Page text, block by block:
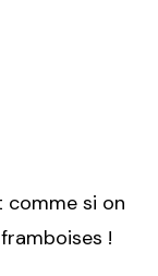
comme si on
!